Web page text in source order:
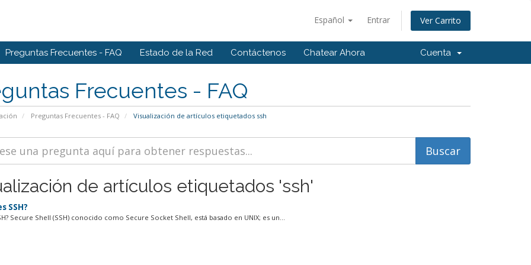
Español Entrar Ver Carrito
Preguntas Frecuentes - FAQ Estado de la Red Contáctenos Chatear Ahora Cuenta
Frecuentes - FAQ
Preguntas Frecuentes - FAQ Visualización de artículos etiquetados ssh
de artículos etiquetados 'ssh'
SSH?
Secure Shell (SSH) conocido como Secure Socket Shell, está basado en UNIX; es un...